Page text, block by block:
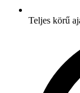
Teljes körű